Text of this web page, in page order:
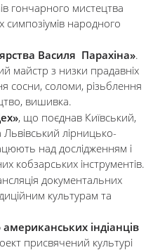
гончарного мистецтва
симпозіумів народного
Василя Парахіна».
майстр з низки прадавніх
сосни, соломи, різьблення
вишивка.
, що поєднав Київський,
Львівський лірницько-
над дослідженням і
кобзарських інструментів.
документальних
культурам та
індіанців
присвячений культурі